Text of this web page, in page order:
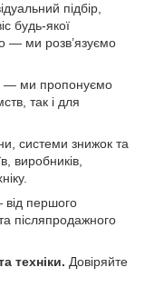
підбір,
будь-якої
— ми розв’язуємо
— ми пропонуємо
так і для
системи знижок та
виробників,
першого
післяпродажного
техніки. Довіряйте